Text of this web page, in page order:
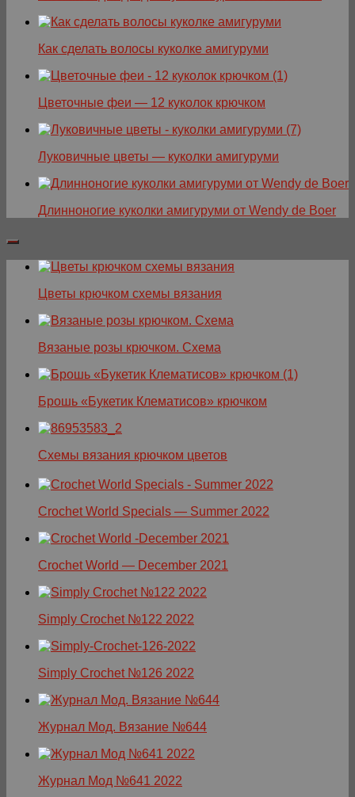
Как сделать волосы куколке амигуруми
Цветочные феи — 12 куколок крючком
Луковичные цветы — куколки амигуруми
Длинноногие куколки амигуруми от Wendy de Boer
Цветы крючком схемы вязания
Вязаные розы крючком. Схема
Брошь «Букетик Клематисов» крючком
Схемы вязания крючком цветов
Crochet World Specials — Summer 2022
Crochet World — December 2021
Simply Crochet №122 2022
Simply Crochet №126 2022
Журнал Мод. Вязание №644
Журнал Мод №641 2022